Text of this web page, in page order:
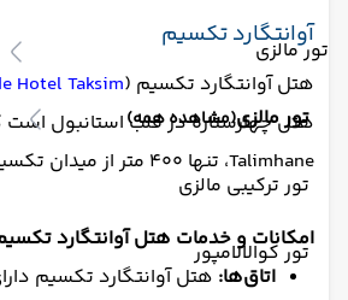
تور مالزی
تور مالزی(مشاهده همه)
تور ترکیبی مالزی
تور کوالالامپور
آوانتگارد تکسیم
هتل آوانتگارد تکسیم (Hotel Taksim
هتل چهارستاره در قلب استانبول است
Talimhane، تنها ۴۰۰ متر از میدان تکسیم فاصله دارد.
امکانات و خدمات هتل آوانتگارد
اتاق‌ها: